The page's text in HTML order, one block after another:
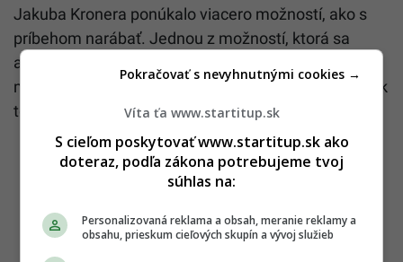
Jakuba Kronera ponúkalo viacero možností, ako s
príbehom narábať. Jednou z možností, ktorá sa
automaticky ponúka, je ČERNÁKA „prepnúť“ do
módu vážnej väzenskej psychologickej drámy, avšak
to sa nestalo.
Víta ťa www.startitup.sk
S cieľom poskytovať www.startitup.sk ako
doteraz, podľa zákona potrebujeme tvoj
súhlas na:
Personalizovaná reklama a obsah, meranie reklamy a
obsahu, prieskum cieľových skupín a vývoj služieb
Pokračovať s nevyhnutnými cookies →